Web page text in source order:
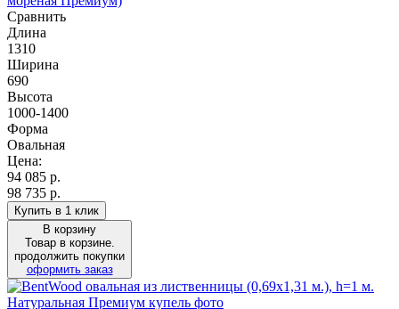
Сравнить
Длина
1310
Ширина
690
Высота
1000-1400
Форма
Овальная
Цена:
94 085 р.
98 735 р.
Купить в 1 клик
В корзину
Товар в корзине.
продолжить покупки
оформить заказ